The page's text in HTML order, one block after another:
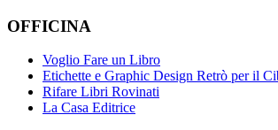
OFFICINA
Voglio Fare un Libro
Etichette e Graphic Design Retrò per il
Rifare Libri Rovinati
La Casa Editrice